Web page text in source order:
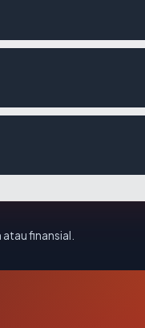
finansial.